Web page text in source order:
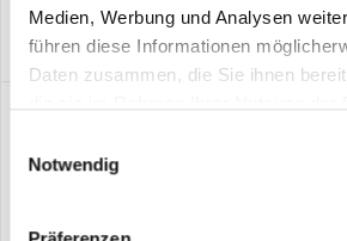
Medien, Werbung und Analysen
führen diese Informationen
Daten zusammen, die Sie ihnen
Notwendig